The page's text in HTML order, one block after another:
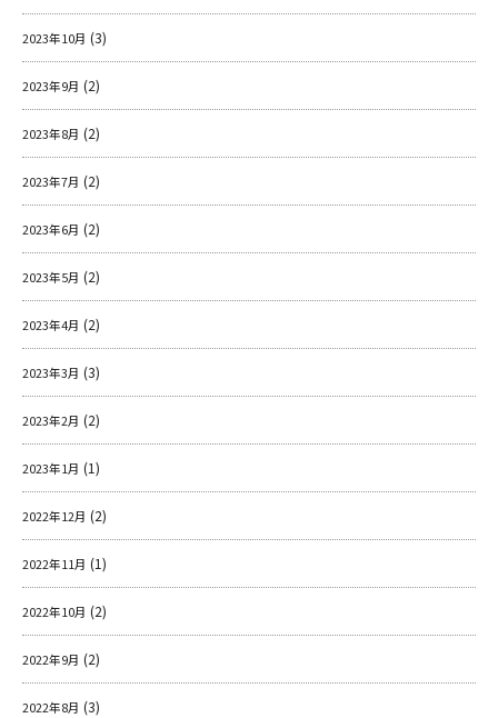
2023年10月 (3)
2023年9月 (2)
2023年8月 (2)
2023年7月 (2)
2023年6月 (2)
2023年5月 (2)
2023年4月 (2)
2023年3月 (3)
2023年2月 (2)
2023年1月 (1)
2022年12月 (2)
2022年11月 (1)
2022年10月 (2)
2022年9月 (2)
2022年8月 (3)